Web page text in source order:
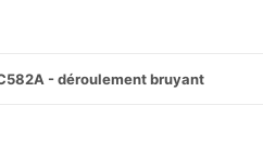
- déroulement bruyant